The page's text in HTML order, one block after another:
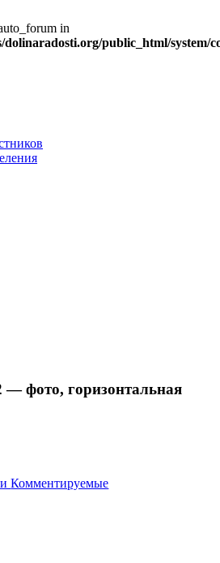
in
dolinaradosti.org/public_html/
фото, горизонтальная
Комментируемые